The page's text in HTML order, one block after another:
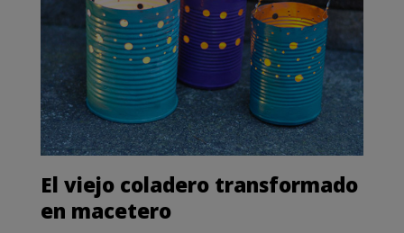
El viejo coladero transformado
en macetero